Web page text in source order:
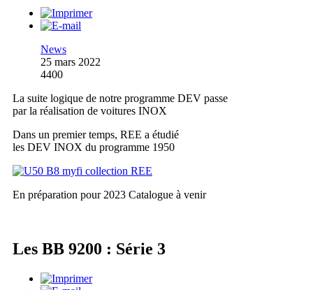
News
25 mars 2022
4400
La suite logique de notre programme DEV passe
par la réalisation de voitures INOX
Dans un premier temps, REE a étudié
les DEV INOX du programme 1950
En préparation pour 2023 Catalogue à venir
Les BB 9200 : Série 3